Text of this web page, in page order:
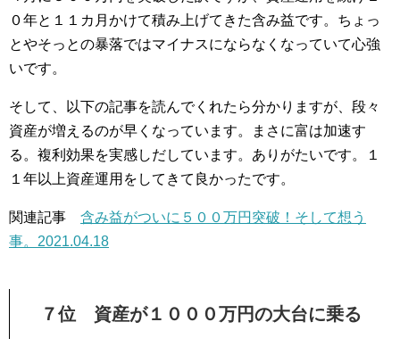
０年と１１カ月かけて積み上げてきた含み益です。ちょっ
とやそっとの暴落ではマイナスにならなくなっていて心強
いです。
そして、以下の記事を読んでくれたら分かりますが、段々
資産が増えるのが早くなっています。まさに富は加速す
る。複利効果を実感しだしています。ありがたいです。１
１年以上資産運用をしてきて良かったです。
関連記事 含み益がついに５００万円突破！そして想う
事。2021.04.18
７位 資産が１０００万円の大台に乗る